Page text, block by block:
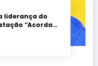
liderança do
“Acorda